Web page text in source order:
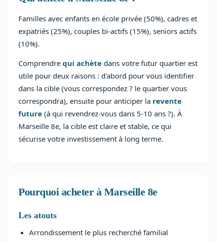
Familles avec enfants en école privée (50%), cadres et
expatriés (25%), couples bi-actifs (15%), seniors actifs
(10%).
Comprendre qui achète dans votre futur quartier est
utile pour deux raisons : d'abord pour vous identifier
dans la cible (vous correspondez ? le quartier vous
correspondra), ensuite pour anticiper la revente
future (à qui revendrez-vous dans 5-10 ans ?). À
Marseille 8e, la cible est claire et stable, ce qui
sécurise votre investissement à long terme.
Pourquoi acheter à Marseille 8e
Les atouts
Arrondissement le plus recherché familial